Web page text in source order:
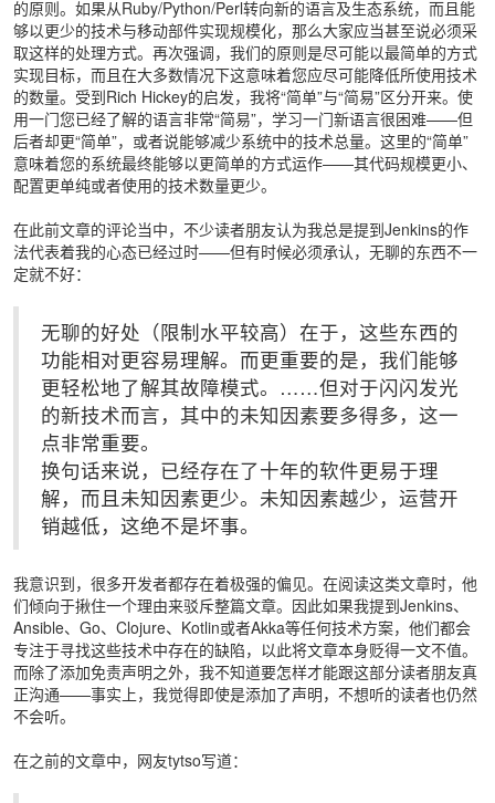
的原则。如果从Ruby/Python/Perl转向新的语言及生态系统，而且能
够以更少的技术与移动部件实现规模化，那么大家应当甚至说必须采
取这样的处理方式。再次强调，我们的原则是尽可能以最简单的方式
实现目标，而且在大多数情况下这意味着您应尽可能降低所使用技术
的数量。受到Rich Hickey的启发，我将“简单”与“简易”区分开来。使
用一门您已经了解的语言非常“简易”，学习一门新语言很困难——但
后者却更“简单”，或者说能够减少系统中的技术总量。这里的“简单”
意味着您的系统最终能够以更简单的方式运作——其代码规模更小、
配置更单纯或者使用的技术数量更少。
在此前文章的评论当中，不少读者朋友认为我总是提到Jenkins的作
法代表着我的心态已经过时——但有时候必须承认，无聊的东西不一
定就不好：
无聊的好处（限制水平较高）在于，这些东西的
功能相对更容易理解。而更重要的是，我们能够
更轻松地了解其故障模式。……但对于闪闪发光
的新技术而言，其中的未知因素要多得多，这一
点非常重要。
换句话来说，已经存在了十年的软件更易于理
解，而且未知因素更少。未知因素越少，运营开
销越低，这绝不是坏事。
我意识到，很多开发者都存在着极强的偏见。在阅读这类文章时，他
们倾向于揪住一个理由来驳斥整篇文章。因此如果我提到Jenkins、
Ansible、Go、Clojure、Kotlin或者Akka等任何技术方案，他们都会
专注于寻找这些技术中存在的缺陷，以此将文章本身贬得一文不值。
而除了添加免责声明之外，我不知道要怎样才能跟这部分读者朋友真
正沟通——事实上，我觉得即使是添加了声明，不想听的读者也仍然
不会听。
在之前的文章中，网友tytso写道：